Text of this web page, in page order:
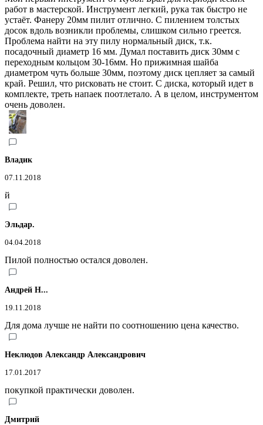
работ в мастерской. Инструмент легкий, рука так быстро не
устаёт. Фанеру 20мм пилит отлично. С пилением толстых
досок вдоль возникли проблемы, слишком сильно греется.
Проблема найти на эту пилу нормальный диск, т.к.
посадочный диаметр 16 мм. Думал поставить диск 30мм с
переходным кольцом 30-16мм. Но прижимная шайба
диаметром чуть больше 30мм, поэтому диск цепляет за самый
край. Решил, что рисковать не стоит. С диска, который идет в
комплекте, треть напаек поотлетало. А в целом, инструментом
очень доволен.
Владик
07.11.2018
й
Эльдар.
04.04.2018
Пилой полностью остался доволен.
Андрей Н...
19.11.2018
Для дома лучше не найти по соотношению цена качество.
Неклюдов Александр Александрович
17.01.2017
покупкой практически доволен.
Дмитрий